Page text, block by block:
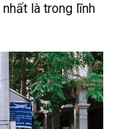
là trong lĩnh